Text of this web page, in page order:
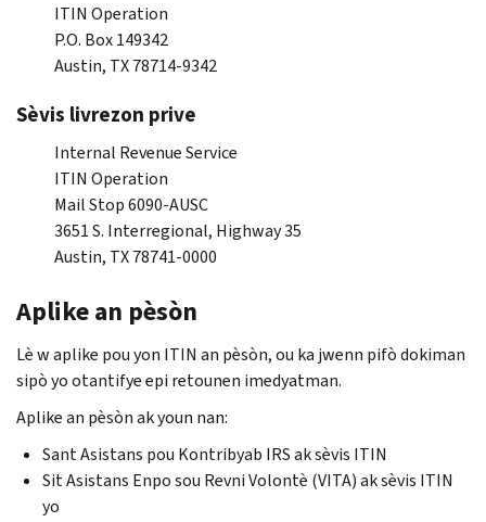
ITIN Operation
P.O. Box149342
Austin, TX78714-9342
Sèvis livrezon prive
Internal Revenue Service
ITIN Operation
Mail Stop6090-AUSC
3651S. Interregional, Highway35
Austin, TX78741-0000
Aplike an pèsòn
Lè w aplike pou yon ITIN an pèsòn, ou ka jwenn pifò dokiman
sipò yo otantifye epi retounen imedyatman.
Aplike an pèsòn ak youn nan:
Sant Asistans pou Kontribyab IRS ak sèvis ITIN
Sit Asistans Enpo sou Revni Volontè (VITA) ak sèvis ITIN
yo